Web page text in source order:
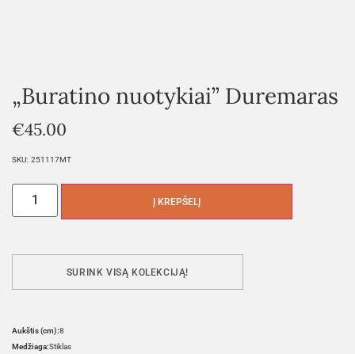
„Buratino nuotykiai” Duremaras
€45.00
SKU: 251117MT
Į KREPŠELĮ
SURINK VISĄ KOLEKCIJĄ!
Aukštis (cm):8
Medžiaga:Stiklas